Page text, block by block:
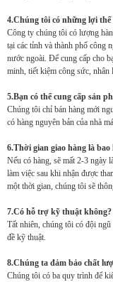
4.Chúng tôi có những lợi thế
Công ty chúng tôi có lượng
tại các tỉnh và thành phố công
nước ngoài. Để cung cấp cho
minh, tiết kiệm công sức, nhân
5.Bạn có thể cung cấp sản
Chúng tôi chỉ bán hàng mới
có hàng nguyên bản của nhà
6.Thời gian giao hàng là bao
Nếu có hàng, sẽ mất 2-3 ngày
làm việc sau khi nhận được
một thời gian, chúng tôi sẽ
7.Có hỗ trợ kỹ thuật không?
Tất nhiên, chúng tôi có đội
đề kỹ thuật.
8.Chúng ta đảm bảo chất
Chúng tôi có ba quy trình để